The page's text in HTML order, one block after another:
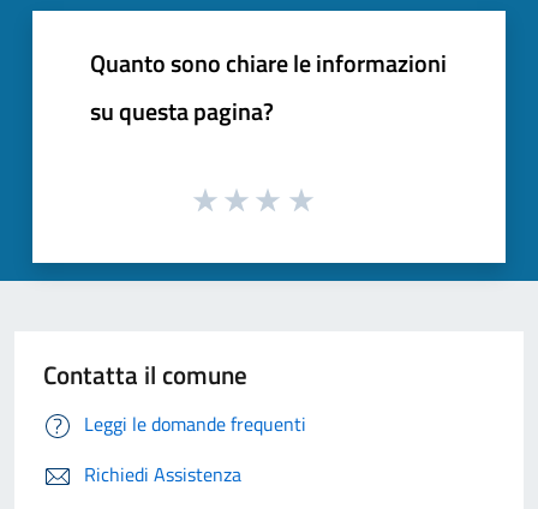
Quanto sono chiare le informazioni
su questa pagina?
Contatta il comune
Leggi le domande frequenti
Richiedi Assistenza